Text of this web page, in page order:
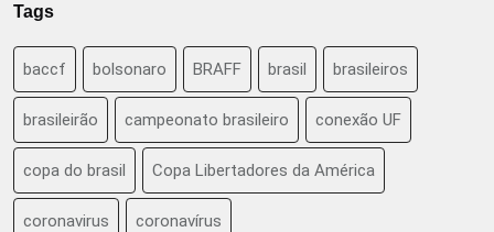
Tags
baccf bolsonaro BRAFF brasil brasileiros
brasileirão campeonato brasileiro conexão UF
copa do brasil Copa Libertadores da América
coronavirus coronavírus